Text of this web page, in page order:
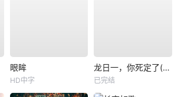
眼眸
HD中字
龙日一，你死定了(短剧)
已完结